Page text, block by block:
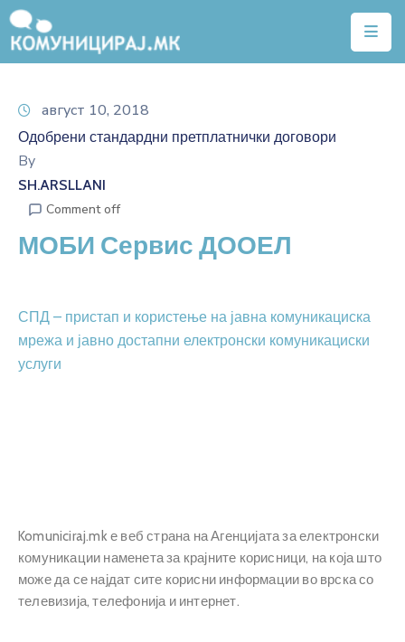
Тарифи
Квалитет
на
услуги
Алатки
Договори
август 10, 2018
Одобрени стандардни претплатнички договори
By
SH.ARSLLANI
Comment off
МОБИ Сервис ДООЕЛ
СПД – пристап и користење на јавна комуникациска
мрежа и јавно достапни електронски комуникациски
услуги
Komuniciraj.mk е веб страна на Агенцијата за електронски
комуникации наменета за крајните корисници, на која што
може да се најдат сите корисни информации во врска со
телевизија, телефонија и интернет.